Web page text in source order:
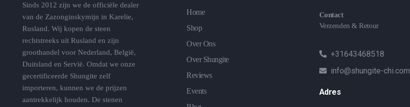
Sinds 2012 zijn we de officiële dealer
van de Zazonginskymijn in Karelie,
Rusland. Wij kopen de steen
rechtstreeks uit Rusland en zijn
groothandel voor Nederland, België,
Duitsland en Servië. Omdat we onze
gecertificeerde Shungite zelf
importeren, kunnen we de prijzen
aantrekkelijk houden. De stenen
Home
Shop
Over Ons
Over Shungite
Reviews
Events
Contact
Verzenden & Retour
+31643468518
info@shungite-chi.com
Adres